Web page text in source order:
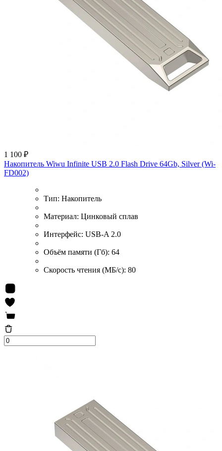
1 100 ₽
Накопитель Wiwu Infinite USB 2.0 Flash Drive 64Gb, Silver (Wi-
FD002)
Тип: Накопитель
Материал: Цинковый сплав
Интерфейс: USB-A 2.0
Объём памяти (Гб): 64
Скорость чтения (МБ/с): 80